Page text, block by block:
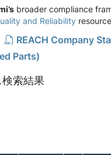
broader compliance
and Reliability
REACH Company
Parts)
索結果